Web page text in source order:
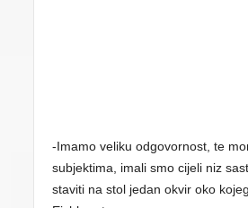
-Imamo veliku odgovornost, te
subjektima, imali smo cijeli niz
staviti na stol jedan okvir oko